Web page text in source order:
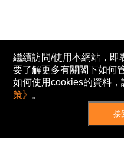
繼續訪問/使用本網站，即
要了解更多有關閣下如何
如何使用cookies的資料，
策》 。
接